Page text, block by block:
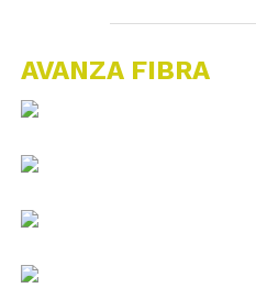
AVANZA FIBRA